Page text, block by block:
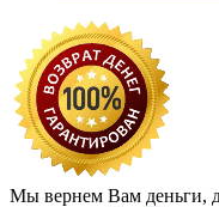
Мы вернем Вам деньги,